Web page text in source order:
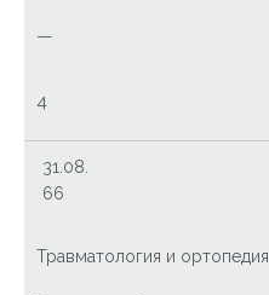
—
4
31.08.
66
Травматология и ортопедия